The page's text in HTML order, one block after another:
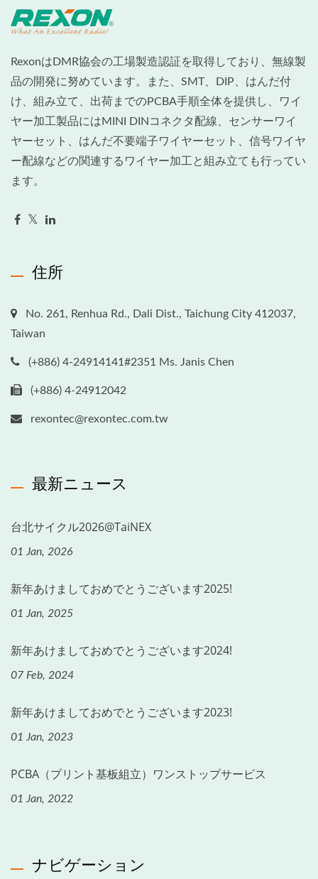
RexonはDMR協会の工場製造認証を取得しており、無線製
品の開発に努めています。また、SMT、DIP、はんだ付
け、組み立て、出荷までのPCBA手順全体を提供し、ワイ
ヤー加工製品にはMINI DINコネクタ配線、センサーワイ
ヤーセット、はんだ不要端子ワイヤーセット、信号ワイヤ
ー配線などの関連するワイヤー加工と組み立ても行ってい
ます。
住所
No. 261, Renhua Rd., Dali Dist., Taichung City 412037,
Taiwan
(+886) 4-24914141#2351 Ms. Janis Chen
(+886) 4-24912042
rexontec@rexontec.com.tw
最新ニュース
台北サイクル2026@TaiNEX
01 Jan, 2026
新年あけましておめでとうございます2025!
01 Jan, 2025
新年あけましておめでとうございます2024!
07 Feb, 2024
新年あけましておめでとうございます2023!
01 Jan, 2023
PCBA（プリント基板組立）ワンストップサービス
01 Jan, 2022
ナビゲーション